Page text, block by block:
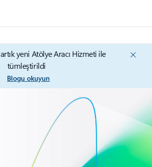
yeni Atölye Aracı Hizmeti ile
tümleştirildi
Blogu okuyun